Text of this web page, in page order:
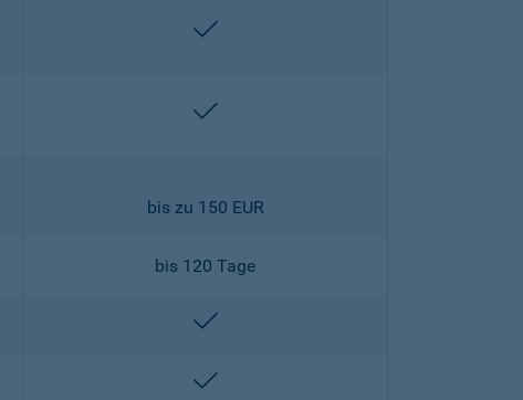
enthalten
enthalten
bis zu 150 EUR
bis 120 Tage
enthalten
enthalten